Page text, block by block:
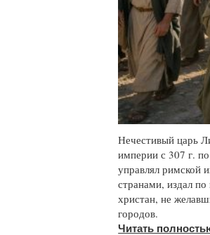
Нечестивый царь
империи с 307 г.
управлял римской
странами, издал
христан, не
городов.
Читать